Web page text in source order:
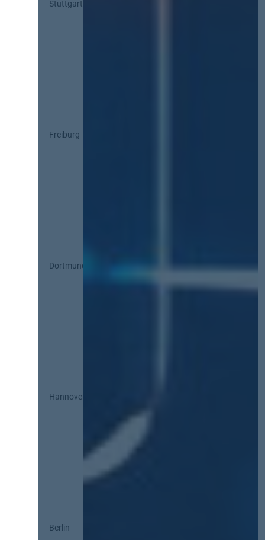
Stuttgart
Freiburg
Dortmund
Hannover
Berlin